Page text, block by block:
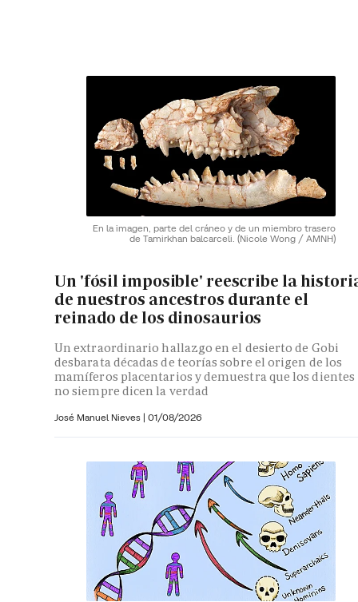
En la imagen, parte del cráneo y de un miembro trasero
de Tamirkhan balcarceli. (Nicole Wong / AMNH)
Un 'fósil imposible' reescribe la
de nuestros ancestros durante el
reinado de los dinosaurios
Un extraordinario hallazgo en el desierto de Gobi
desbarata décadas de teorías sobre el origen de los
mamíferos placentarios y demuestra que los dientes
no siempre dicen la verdad
José Manuel Nieves | 01/08/2026